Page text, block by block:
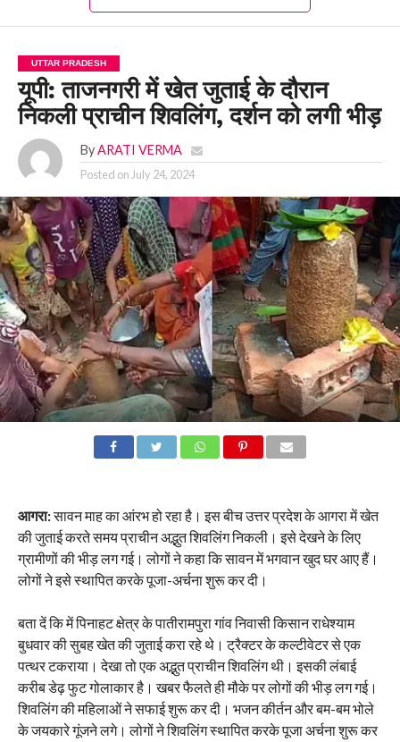
UTTAR PRADESH
यूपी: ताजनगरी में खेत जुताई के दौरान
निकली प्राचीन शिवलिंग, दर्शन को लगी भीड़
By ARATI VERMA
Posted on July 24, 2024
आगरा:सावन माह का आंरभ हो रहा है। इस बीच उत्तर प्रदेश के आगरा में खेत
की जुताई करते समय प्राचीन अद्भुत शिवलिंग निकली। इसे देखने के लिए
ग्रामीणों की भीड़ लग गई। लोगों ने कहा कि सावन में भगवान खुद घर आए हैं।
लोगों ने इसे स्थापित करके पूजा-अर्चना शुरू कर दी।
बता दें कि में पिनाहट क्षेत्र के पातीरामपुरा गांव निवासी किसान राधेश्याम
बुधवार की सुबह खेत की जुताई करा रहे थे। ट्रैक्टर के कल्टीवेटर से एक
पत्थर टकराया। देखा तो एक अद्भुत प्राचीन शिवलिंग थी। इसकी लंबाई
करीब डेढ़ फुट गोलाकार है। खबर फैलते ही मौके पर लोगों की भीड़ लग गई।
शिवलिंग की महिलाओं ने सफाई शुरू कर दी। भजन कीर्तन और बम-बम भोले
के जयकारे गूंजने लगे। लोगों ने शिवलिंग स्थापित करके पूजा अर्चना शुरू कर